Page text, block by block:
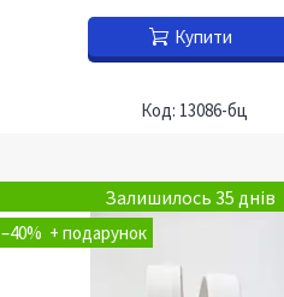
Купити
13086-бц
Залишилось 35 днів
–40%